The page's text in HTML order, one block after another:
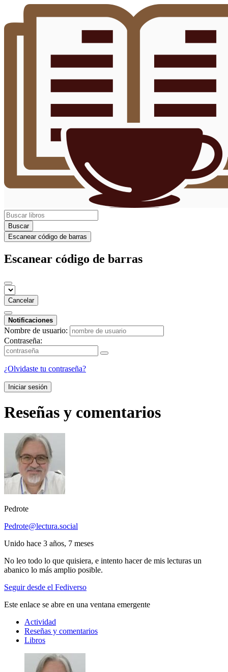
Buscar
Escanear código de barras
Escanear código de barras
Cancelar
Notificaciones
Nombre de usuario:
Contraseña:
¿Olvidaste tu contraseña?
Iniciar sesión
Reseñas y comentarios
Pedrote
Pedrote@lectura.social
Unido hace 3 años, 7 meses
No leo todo lo que quisiera, e intento hacer de mis lecturas un
abanico lo más amplio posible.
Seguir desde el Fediverso
Este enlace se abre en una ventana emergente
Actividad
Reseñas y comentarios
Libros